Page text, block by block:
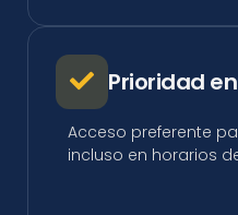
Prioridad
Acceso preferente
incluso en horarios